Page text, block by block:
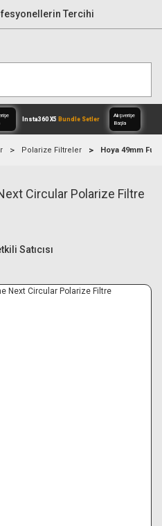
Tercihi
Setler
Alışverişe
Polarize Filtreler Hoya 49mm
Circular Polarize Filtre
Satıcısı